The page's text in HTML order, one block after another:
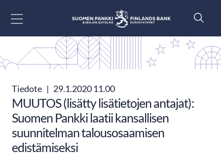
Tiedote | 29.1.2020 11.00
MUUTOS (lisätty lisätietojen antajat):
Suomen Pankki laatii kansallisen
suunnitelman talousosaamisen
edistämiseksi